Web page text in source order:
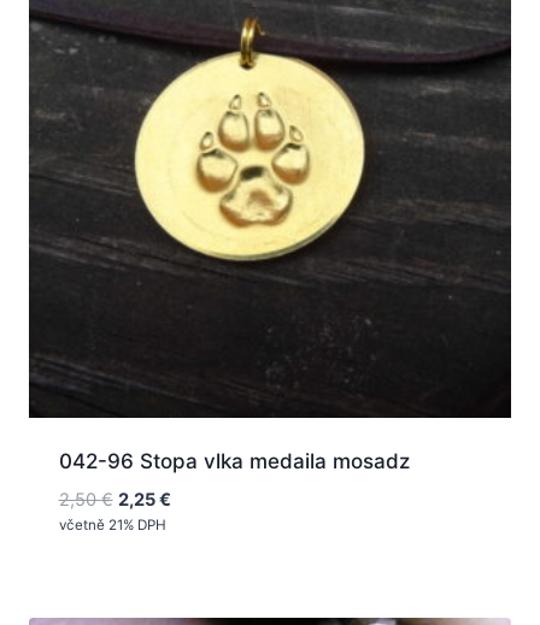
042-96 Stopa vlka medaila mosadz
2,50€ Pôvodná
cena
2,25€Aktuálna
včetně 21% DPH